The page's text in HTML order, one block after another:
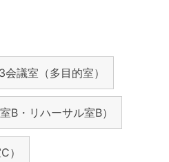
会議室（多目的室）
B・リハーサル室B）
）